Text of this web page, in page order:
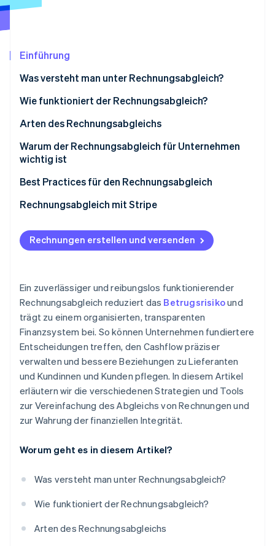
Climate
CO₂-Entnahme
Identity
Erfahren Sie, wie Stripe Lösungen für die
Jetzt ansehen
Einführung
Was versteht man unter Rechnungsabgleich?
Wie funktioniert der Rechnungsabgleich?
Arten des Rechnungsabgleichs
Warum der Rechnungsabgleich für Unternehmen
wichtig ist
Best Practices für den Rechnungsabgleich
Rechnungsabgleich mit Stripe
Rechnungen erstellen und versenden
Ein zuverlässiger und reibungslos funktionierender
Rechnungsabgleich reduziert das Betrugsrisikound
trägt zu einem organisierten, transparenten
Finanzsystem bei. So können Unternehmen fundiertere
Entscheidungen treffen, den Cashflow präziser
verwalten und bessere Beziehungen zu Lieferanten
und Kundinnen und Kunden pflegen. In diesem Artikel
erläutern wir die verschiedenen Strategien und Tools
zur Vereinfachung des Abgleichs von Rechnungen und
zur Wahrung der finanziellen Integrität.
Worum geht es in diesem Artikel?
Was versteht man unter Rechnungsabgleich?
Wie funktioniert der Rechnungsabgleich?
Arten des Rechnungsabgleichs